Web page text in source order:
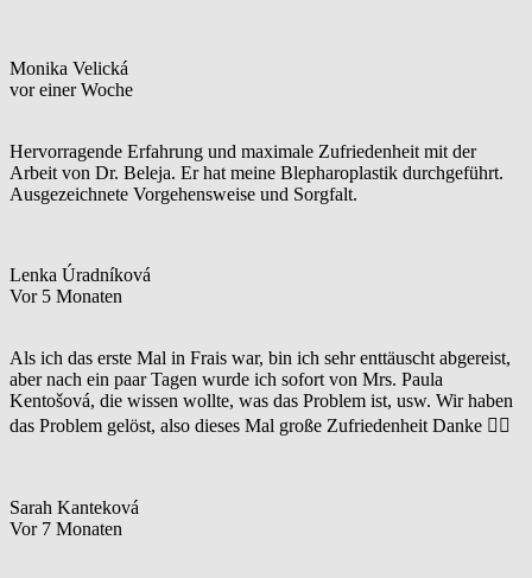
Monika Velická
vor einer Woche
Hervorragende Erfahrung und maximale Zufriedenheit mit der
Arbeit von Dr. Beleja. Er hat meine Blepharoplastik durchgeführt.
Ausgezeichnete Vorgehensweise und Sorgfalt.
Lenka Úradníková
Vor 5 Monaten
Als ich das erste Mal in Frais war, bin ich sehr enttäuscht abgereist,
aber nach ein paar Tagen wurde ich sofort von Mrs. Paula
Kentošová, die wissen wollte, was das Problem ist, usw. Wir haben
das Problem gelöst, also dieses Mal große Zufriedenheit Danke 👌🏻
Sarah Kanteková
Vor 7 Monaten